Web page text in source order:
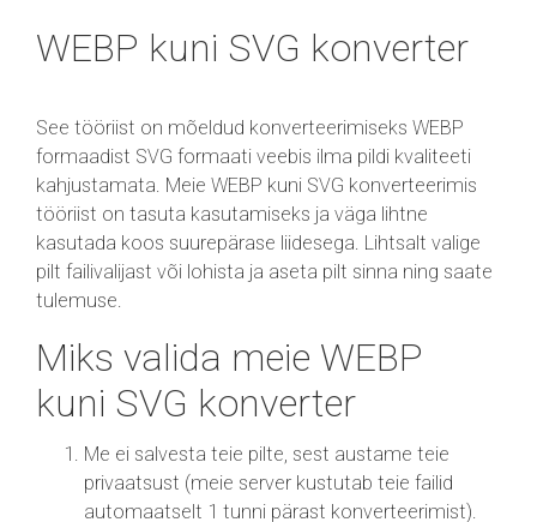
WEBP kuni SVG konverter
See tööriist on mõeldud konverteerimiseks WEBP
formaadist SVG formaati veebis ilma pildi kvaliteeti
kahjustamata. Meie WEBP kuni SVG konverteerimis
tööriist on tasuta kasutamiseks ja väga lihtne
kasutada koos suurepärase liidesega. Lihtsalt valige
pilt failivalijast või lohista ja aseta pilt sinna ning saate
tulemuse.
Miks valida meie WEBP
kuni SVG konverter
Me ei salvesta teie pilte, sest austame teie
privaatsust (meie server kustutab teie failid
automaatselt 1 tunni pärast konverteerimist).